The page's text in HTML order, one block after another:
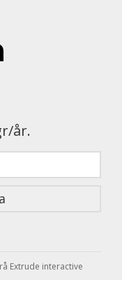
år.
Extrude interactive